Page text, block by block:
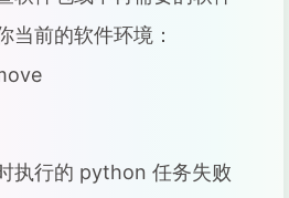
当前的软件环境：
执行的 python 任务失败